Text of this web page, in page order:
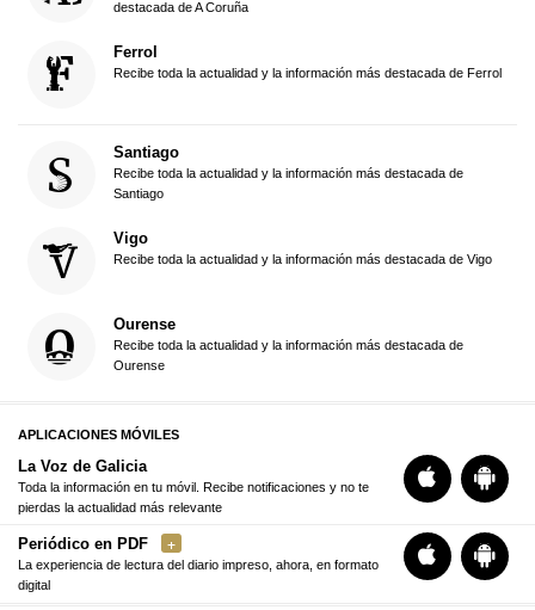
destacada de A Coruña
Ferrol
Recibe toda la actualidad y la información más destacada de Ferrol
Santiago
Recibe toda la actualidad y la información más destacada de
Santiago
Vigo
Recibe toda la actualidad y la información más destacada de Vigo
Ourense
Recibe toda la actualidad y la información más destacada de
Ourense
APLICACIONES MÓVILES
La Voz de Galicia
Toda la información en tu móvil. Recibe notificaciones y no te
pierdas la actualidad más relevante
Periódico en PDF
La experiencia de lectura del diario impreso, ahora, en formato
digital